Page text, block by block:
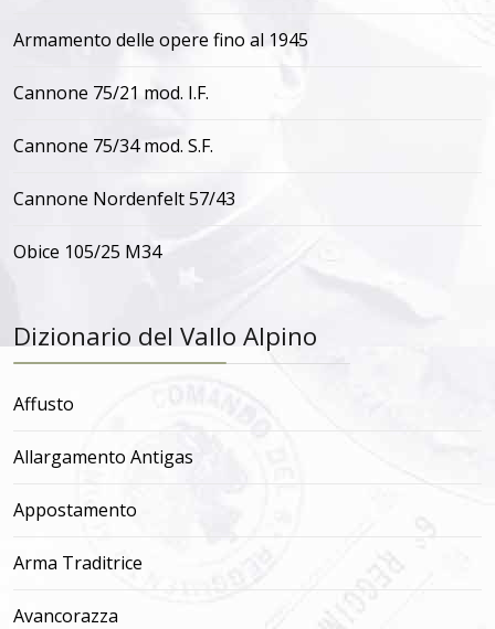
Armamento delle opere fino al 1945
Cannone 75/21 mod. I.F.
Cannone 75/34 mod. S.F.
Cannone Nordenfelt 57/43
Obice 105/25 M34
Dizionario del Vallo Alpino
Affusto
Allargamento Antigas
Appostamento
Arma Traditrice
Avancorazza